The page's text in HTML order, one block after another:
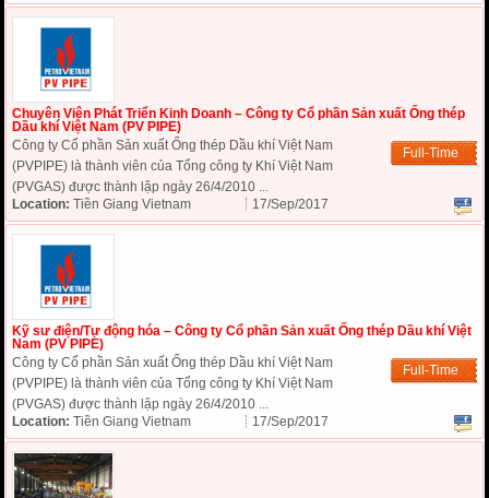
Chuyên Viên Phát Triển Kinh Doanh – Công ty Cổ phần Sản xuất Ống thép
Dầu khí Việt Nam (PV PIPE)
Full-Time
Công ty Cổ phần Sản xuất Ống thép Dầu khí Việt Nam
(PVPIPE) là thành viên của Tổng công ty Khí Việt Nam
(PVGAS) được thành lập ngày 26/4/2010 ...
Location: Tiền Giang Vietnam 17/Sep/2017
Kỹ sư điện/Tự động hóa – Công ty Cổ phần Sản xuất Ống thép Dầu khí Việt
Nam (PV PIPE)
Full-Time
Công ty Cổ phần Sản xuất Ống thép Dầu khí Việt Nam
(PVPIPE) là thành viên của Tổng công ty Khí Việt Nam
(PVGAS) được thành lập ngày 26/4/2010 ...
Location: Tiền Giang Vietnam 17/Sep/2017